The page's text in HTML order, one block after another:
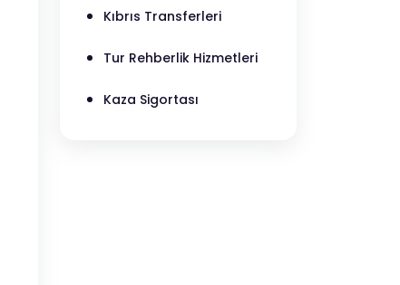
Kıbrıs Transferleri
Tur Rehberlik Hizmetleri
Kaza Sigortası